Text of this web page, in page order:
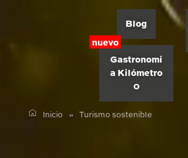
Blog
Gastronomí
a Kilómetro
0
Inicio » Turismo sostenible